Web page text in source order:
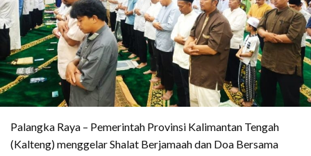
Palangka Raya – Pemerintah Provinsi Kalimantan Tengah
(Kalteng) menggelar Shalat Berjamaah dan Doa Bersama